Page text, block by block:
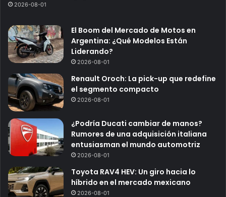
2026-08-01
El Boom del Mercado de Motos en
Argentina: ¿Qué Modelos Están
Liderando?
2026-08-01
Renault Oroch: La pick-up que redefine
el segmento compacto
2026-08-01
¿Podría Ducati cambiar de manos?
Rumores de una adquisición italiana
entusiasman el mundo automotriz
2026-08-01
Toyota RAV4 HEV: Un giro hacia lo
híbrido en el mercado mexicano
2026-08-01